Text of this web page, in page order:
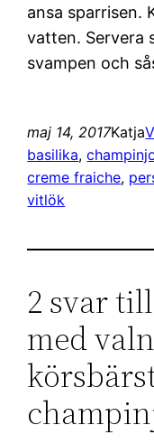
ansa sparrisen.
vatten. Servera
svampen och
maj 14, 2017Katja
basilika,
creme fraiche,
vitlök
2 svar
med